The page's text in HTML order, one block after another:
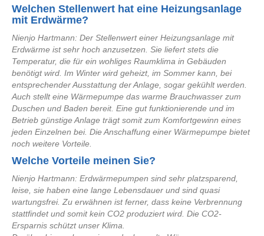
Welchen Stellenwert hat eine Heizungsanlage
mit Erdwärme?
Nienjo Hartmann: Der Stellenwert einer Heizungsanlage mit
Erdwärme ist sehr hoch anzusetzen. Sie liefert stets die
Temperatur, die für ein wohliges Raumklima in Gebäuden
benötigt wird. Im Winter wird geheizt, im Sommer kann, bei
entsprechender Ausstattung der Anlage, sogar gekühlt werden.
Auch stellt eine Wärmepumpe das warme Brauchwasser zum
Duschen und Baden bereit. Eine gut funktionierende und im
Betrieb günstige Anlage trägt somit zum Komfortgewinn eines
jeden Einzelnen bei. Die Anschaffung einer Wärmepumpe bietet
noch weitere Vorteile.
Welche Vorteile meinen Sie?
Nienjo Hartmann: Erdwärmepumpen sind sehr platzsparend,
leise, sie haben eine lange Lebensdauer und sind quasi
wartungsfrei. Zu erwähnen ist ferner, dass keine Verbrennung
stattfindet und somit kein CO2 produziert wird. Die CO2-
Ersparnis schützt unser Klima.